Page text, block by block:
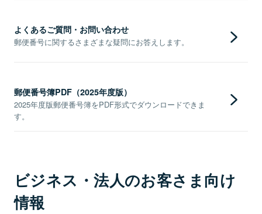
よくあるご質問・お問い合わせ
郵便番号に関するさまざまな疑問にお答えします。
郵便番号簿PDF（2025年度版）
2025年度版郵便番号簿をPDF形式でダウンロードできま
す。
ビジネス・法人のお客さま向け
情報